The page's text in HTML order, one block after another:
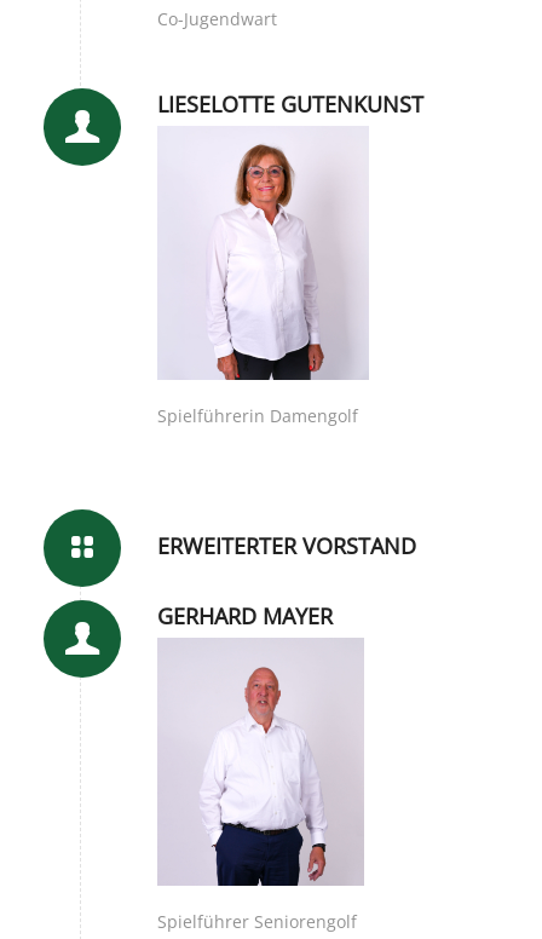
Co-Jugendwart
LIESELOTTE GUTENKUNST
Spielführerin Damengolf
ERWEITERTER VORSTAND
GERHARD MAYER
Spielführer Seniorengolf